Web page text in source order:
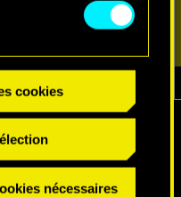
cookies
nécessaires
7